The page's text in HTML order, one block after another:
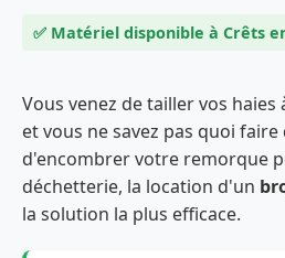
✅ Matériel disponible à Crêts
Vous venez de tailler vos haies
et vous ne savez pas quoi faire
d'encombrer votre remorque
déchetterie, la location d'un
la solution la plus efficace.